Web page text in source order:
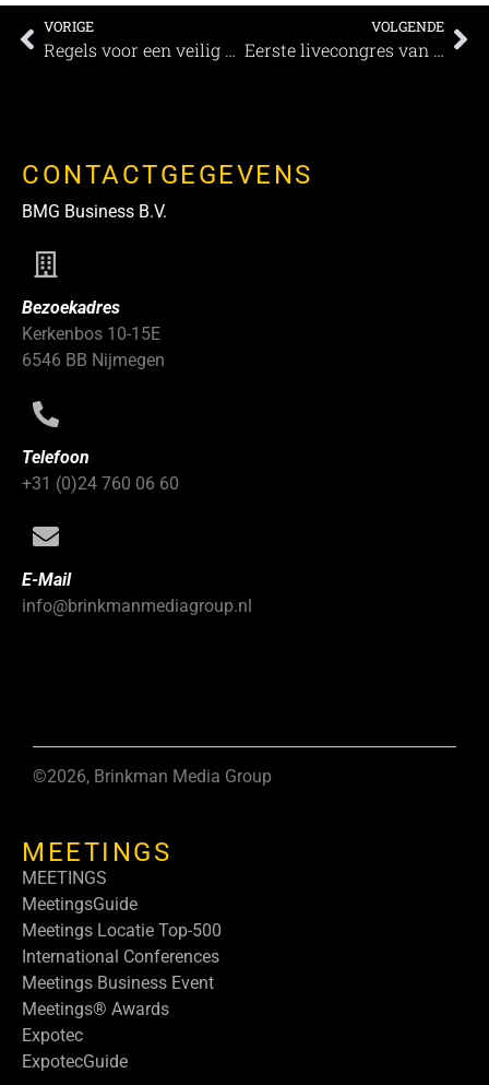
VORIGE
Regels voor een veilig verblijf in U Parkhotel
VOLGENDE
Eerste livecongres van Nederland met 100 deelnemers op 1 juli 2020
CONTACTGEGEVENS
BMG Business B.V.
Bezoekadres
Kerkenbos 10-15E
6546 BB Nijmegen
Telefoon
+31 (0)24 760 06 60
E-Mail
info@brinkmanmediagroup.nl
©2026, Brinkman Media Group
MEETINGS
MEETINGS
MeetingsGuide
Meetings Locatie Top-500
International Conferences
Meetings Business Event
Meetings® Awards
Expotec
ExpotecGuide